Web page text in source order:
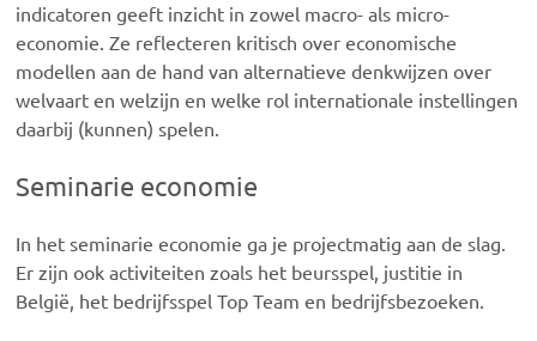
indicatoren geeft inzicht in zowel macro- als micro-
economie. Ze reflecteren kritisch over economische
modellen aan de hand van alternatieve denkwijzen over
welvaart en welzijn en welke rol internationale instellingen
daarbij (kunnen) spelen.
Seminarie economie
In het seminarie economie ga je projectmatig aan de slag.
Er zijn ook activiteiten zoals het beursspel, justitie in
België, het bedrijfsspel Top Team en bedrijfsbezoeken.